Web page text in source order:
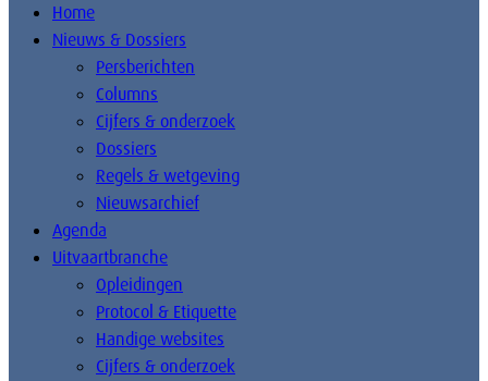
Home
Nieuws & Dossiers
Persberichten
Columns
Cijfers & onderzoek
Dossiers
Regels & wetgeving
Nieuwsarchief
Agenda
Uitvaartbranche
Opleidingen
Protocol & Etiquette
Handige websites
Cijfers & onderzoek